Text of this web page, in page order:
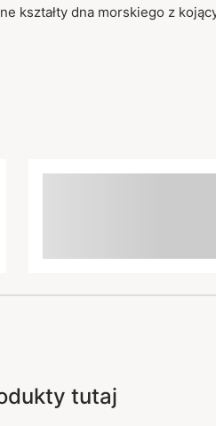
kształty dna morskiego z
tutaj